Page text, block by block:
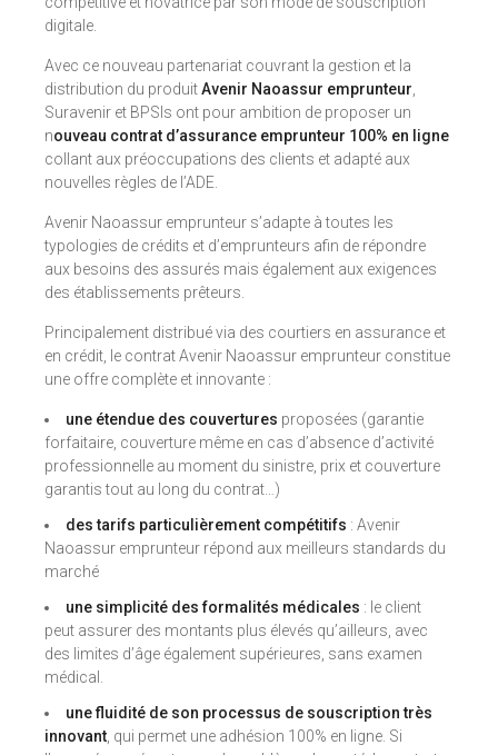
digitale.
Avec ce nouveau partenariat couvrant la gestion et la
distribution du produitAvenir Naoassur emprunteur
Suravenir et BPSIs ont pour ambition de proposer un
nouveau contrat d’assurance emprunteur 100% en ligne
collant aux préoccupations des clients et adapté aux
nouvelles règles de l’ADE.
Avenir Naoassur emprunteur s’adapte à toutes les
typologies de crédits et d’emprunteurs afin de répondre
aux besoins des assurés mais également aux exigences
des établissements prêteurs.
Principalement distribué via des courtiers en assurance et
en crédit, le contrat Avenir Naoassur emprunteur constitue
une offre complète et innovante :
une étendue des couvertures proposées (garantie
forfaitaire, couverture même en cas d’absence d’activité
professionnelle au moment du sinistre, prix et couverture
garantis tout au long du contrat…)
des tarifs particulièrement compétitifs : Avenir
Naoassur emprunteur répond aux meilleurs standards du
marché
une simplicité des formalités médicales : le client
peut assurer des montants plus élevés qu’ailleurs, avec
des limites d’âge également supérieures, sans examen
médical.
une fluidité de son processus de souscription très
innovant , qui permet une adhésion 100% en ligne. Si